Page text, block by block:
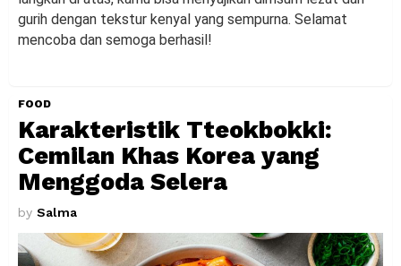
gurih dengan tekstur kenyal yang sempurna. Selamat
mencoba dan semoga berhasil!
FOOD
Karakteristik Tteokbokki:
Cemilan Khas Korea yang
Menggoda Selera
by Salma